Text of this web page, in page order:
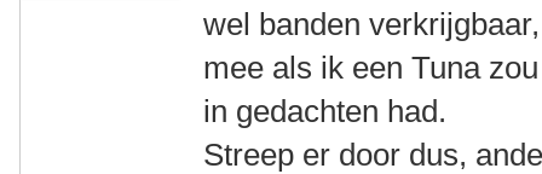
wel banden
mee als ik een Tuna
in gedachten had.
Streep er door dus,